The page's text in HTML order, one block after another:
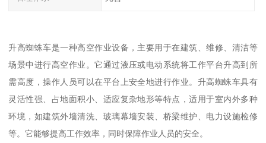
升高蜘蛛车是一种高空作业设备，主要用于在建筑、维修、清洁等
场景中进行高空作业。它通过液压或电动系统将工作平台升高到所
需高度，操作人员可以在平台上安全地进行作业。升高蜘蛛车具有
灵活性强、占地面积小、适应复杂地形等特点，适用于室内外多种
环境，如建筑外墙清洗、玻璃幕墙安装、桥梁维护、电力设施检修
等。它能够提高工作效率，同时保障作业人员的安全。